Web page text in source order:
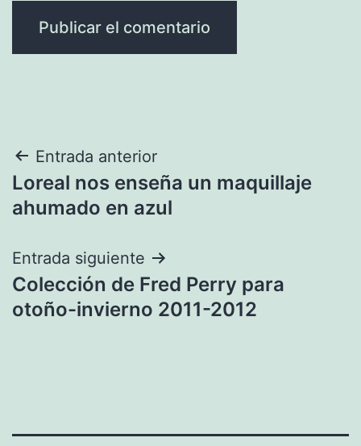
Navegación
de
Entrada anterior
Loreal nos enseña un maquillaje
ahumado en azul
Entrada siguiente
Colección de Fred Perry para
otoño-invierno 2011-2012